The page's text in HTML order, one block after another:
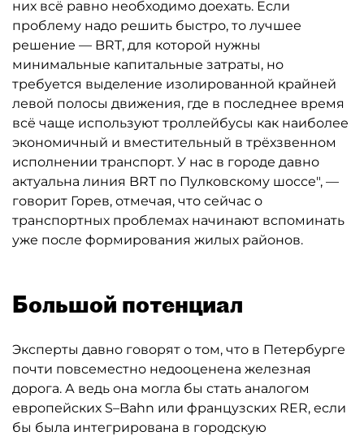
них всё равно необходимо доехать. Если
проблему надо решить быстро, то лучшее
решение — BRT, для которой нужны
минимальные капитальные затраты, но
требуется выделение изолированной крайней
левой полосы движения, где в последнее время
всё чаще используют троллейбусы как наиболее
экономичный и вместительный в трёхзвенном
исполнении транспорт. У нас в городе давно
актуальна линия BRT по Пулковскому шоссе", —
говорит Горев, отмечая, что сейчас о
транспортных проблемах начинают вспоминать
уже после формирования жилых районов.
Большой потенциал
Эксперты давно говорят о том, что в Петербурге
почти повсеместно недооценена железная
дорога. А ведь она могла бы стать аналогом
европейских S–Bahn или французских RER, если
бы была интегрирована в городскую